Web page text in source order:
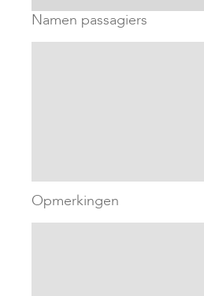
Namen passagiers
Opmerkingen